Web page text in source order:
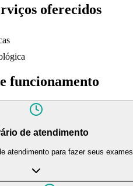
oferecidos
funcionamento
de atendimento
atendimento para fazer seus exames